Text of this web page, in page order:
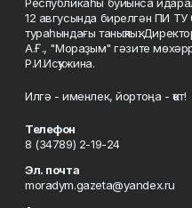
12 авгусында бирелгән ПИ
тураһындағы таныҡлыҡ.
А.Ғ., "Мораҙым" гәзите
Р.И.Исҡужина.
Илгә - именлек, йортоңа - ҡот!
Телефон
8 (34789) 2-19-24
Эл. почта
moradym.gazeta@yandex.ru